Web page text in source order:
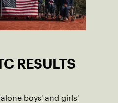
RESULTS
boys' and girls'